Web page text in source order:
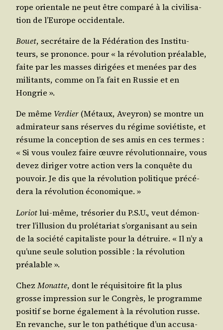
rope orien­tale ne peut être com­pa­ré à la civi­li­sa­
tion de l’Eu­rope occidentale.
Bouet, secré­taire de la Fédé­ra­tion des Ins­ti­tu­
teurs, se pro­nonce. pour « la révo­lu­tion préa­lable,
faite par les masses diri­gées et menées par des
mili­tants, comme on l’a fait en Rus­sie et en
Hongrie ».
De même Ver­dier (Métaux, Avey­ron) se montre un
admi­ra­teur sans réserves du régime sovié­tiste, et
résume la concep­tion de ses amis en ces termes :
« Si vous vou­lez faire œuvre révo­lu­tion­naire, vous
devez diri­ger votre action vers la conquête du
pou­voir. Je dis que la révo­lu­tion poli­tique pré­cé­
de­ra la révo­lu­tion économique. »
Loriotlui-même, tré­so­rier du P.S.U., veut démon­
trer l’illu­sion du pro­lé­ta­riat s’or­ga­ni­sant au sein
de la socié­té capi­ta­liste pour la détruire. « Il n’y a
qu’une seule solu­tion pos­sible : la révo­lu­tion
préalable ».
ChezMonatte, dont le réqui­si­toire fit la plus
grosse impres­sion sur le Congrès, le pro­gramme
posi­tif se borne éga­le­ment à la révo­lu­tion russe.
En revanche, sur le ton pathé­tique d’un accu­sa­